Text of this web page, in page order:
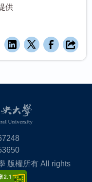
供
版權所有 All rights